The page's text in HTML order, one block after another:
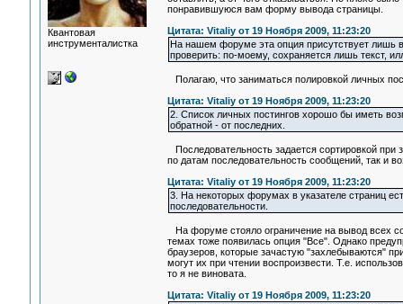
Квантовая
инструменталистка
понравившуюся вам форму вывода страницы.
Цитата: Vitaliy от 19 Ноября 2009, 11:23:20
На нашем форуме эта опция присутствует лишь
проверить: по-моему, сохраняется лишь текст,
Полагаю, что заниматься полировкой личных
Цитата: Vitaliy от 19 Ноября 2009, 11:23:20
2. Список личных постингов хорошо бы иметь
обратной - от последних.
Последовательность задается сортировкой
по датам последовательность сообщений, так и
Цитата: Vitaliy от 19 Ноября 2009, 11:23:20
3. На некоторых форумах в указателе страниц
последовательности.
На форуме стояло ограничение на вывод всех
темах тоже появилась опция "Все". Однако
браузеров, которые зачастую "захлебываются"
могут их при чтении воспроизвести. Т.е.
то я не виновата.
Цитата: Vitaliy от 19 Ноября 2009, 11:23:20